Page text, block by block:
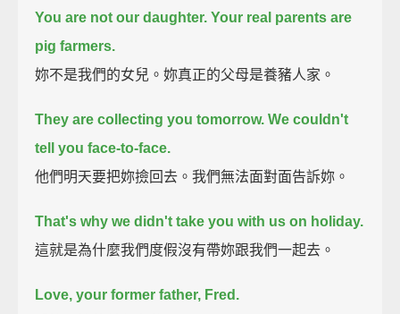
You are not our daughter. Your real parents are
pig farmers.
妳不是我們的女兒。妳真正的父母是養豬人家。
They are collecting you tomorrow. We couldn't
tell you face-to-face.
他們明天要把妳撿回去。我們無法面對面告訴妳。
That's why we didn't take you with us on holiday.
這就是為什麼我們度假沒有帶妳跟我們一起去。
Love, your former father, Fred.